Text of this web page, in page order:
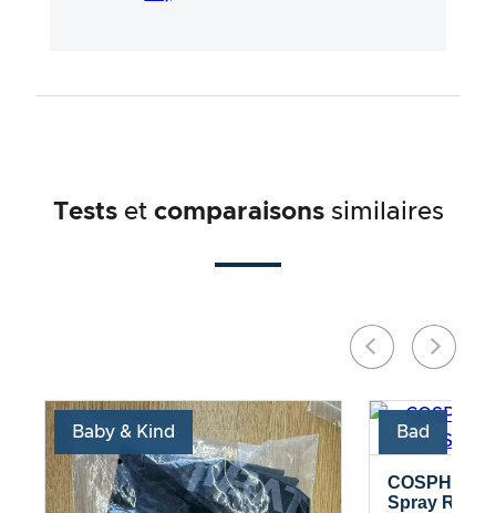
Tests et comparaisonssimilaires
Baby & Kind Bad
COSPHERA
Spray